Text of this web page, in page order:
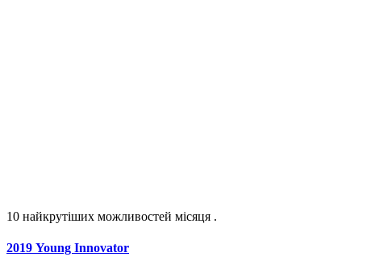
10 найкрутіших можливостей місяця .
2019 Young Innovator